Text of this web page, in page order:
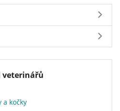
Grand
hovězí
veterinářů
kočky